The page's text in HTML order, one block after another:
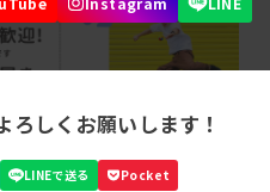
ろしくお願いします！